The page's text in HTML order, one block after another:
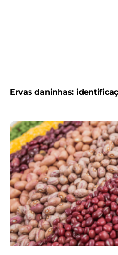
Ervas daninhas: